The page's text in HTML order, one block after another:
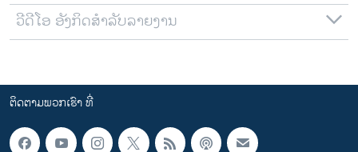
ວີດີໂອ ອັງກິດສຳລັບລາຍງານ
ຕິດຕາມພວກເຮົາ ທີ່